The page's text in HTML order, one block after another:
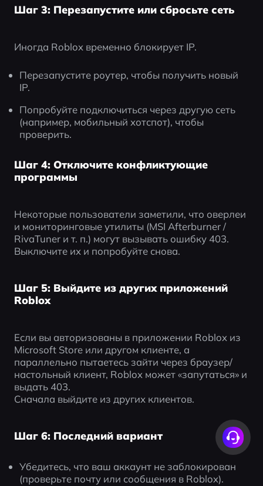
Шаг 3: Перезапустите или сбросьте сеть
Иногда Roblox временно блокирует IP.
Перезапустите роутер, чтобы получить новый
IP.
Попробуйте подключиться через другую сеть
(например, мобильный хотспот), чтобы
проверить.
Шаг 4: Отключите конфликтующие
программы
Некоторые пользователи заметили, что оверлеи
и мониторинговые утилиты (MSI Afterburner /
RivaTuner и т. п.) могут вызывать ошибку 403.
Выключите их и попробуйте снова.
Шаг 5: Выйдите из других приложений
Roblox
Если вы авторизованы в приложении Roblox из
Microsoft Store или другом клиенте, а
параллельно пытаетесь зайти через браузер/
настольный клиент, Roblox может «запутаться» и
выдать 403.
Сначала выйдите из других клиентов.
Шаг 6: Последний вариант
Убедитесь, что ваш аккаунт не заблокирован
(проверьте почту или сообщения в Roblox).